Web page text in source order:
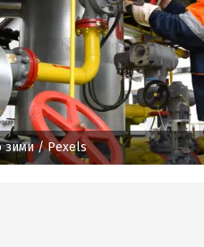
зими/ Рexels